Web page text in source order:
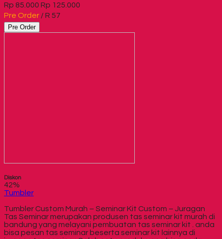
Rp 85.000 Rp 125.000
Pre Order / R 57
Pre Order
Diskon
42%
Tumbler
Tumbler Custom Murah – Seminar Kit Custom – Juragan
Tas Seminar merupakan produsen tas seminar kit murah di
bandung yang melayani pembuatan tas seminar kit . anda
bisa pesan tas seminar beserta seminar kit lainnya di